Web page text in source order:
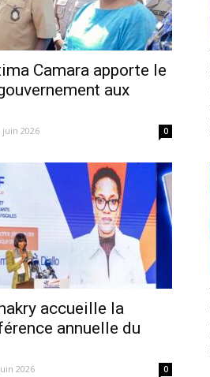
Camara apporte le
aux
juin 2026 0
accueille la
annuelle du
2026 0